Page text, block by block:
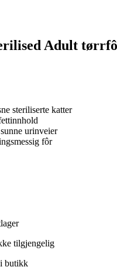
Adult
steriliserte katter
urinveier
fôr
tilgjengelig
butikk